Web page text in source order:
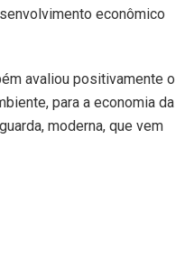
econômico
avaliou positivamente o
para a economia da
moderna, que vem